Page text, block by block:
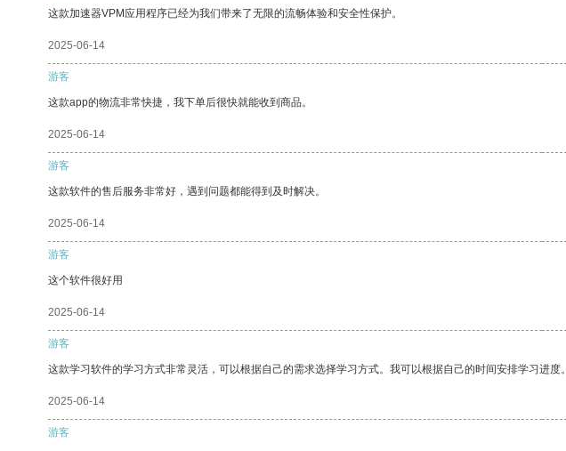
这款加速器VPM应用程序已经为我们带来了无限的流畅体验和安全性保护。
2025-06-14
游客
这款app的物流非常快捷，我下单后很快就能收到商品。
2025-06-14
游客
这款软件的售后服务非常好，遇到问题都能得到及时解决。
2025-06-14
游客
这个软件很好用
2025-06-14
游客
这款学习软件的学习方式非常灵活，可以根据自己的需求选择学习方式。我可以根据自己的时间安排学习进度。
2025-06-14
游客